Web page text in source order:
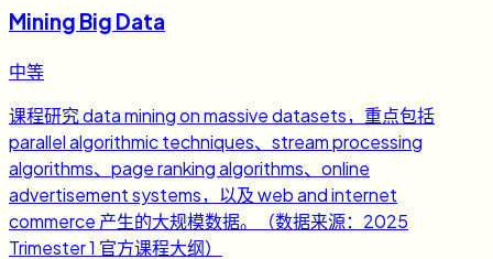
Mining Big Data
中等
课程研究 data mining on massive datasets，重点包括
parallel algorithmic techniques、stream processing
algorithms、page ranking algorithms、online
advertisement systems，以及 web and internet
commerce 产生的大规模数据。（数据来源：2025
Trimester 1 官方课程大纲）